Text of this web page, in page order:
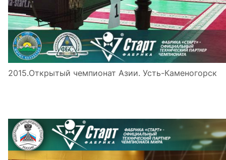
2015.Открытый чемпионат Азии. Усть-Каменогорск